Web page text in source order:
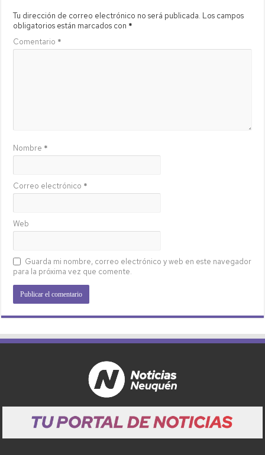
Tu dirección de correo electrónico no será publicada. Los campos
obligatorios están marcados con *
Comentario *
Nombre *
Correo electrónico *
Web
Guarda mi nombre, correo electrónico y web en este navegador
para la próxima vez que comente.